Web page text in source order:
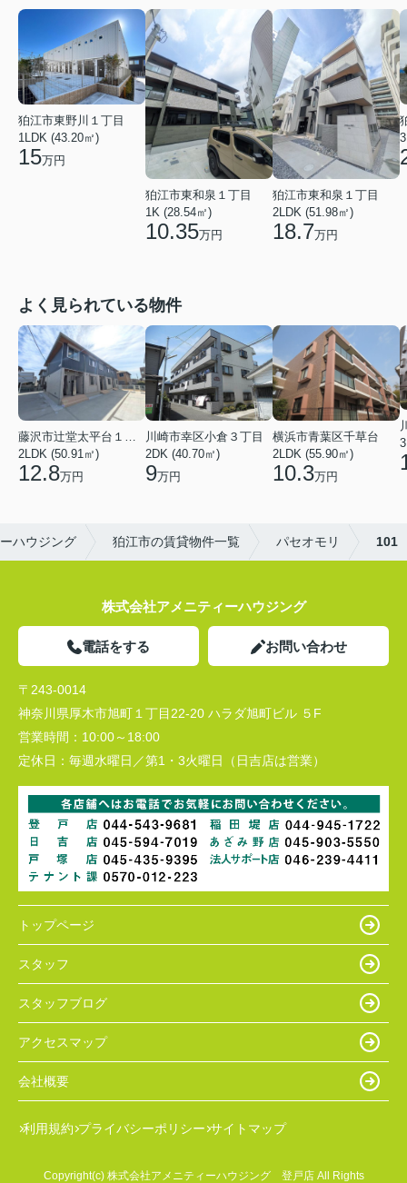
狛江市東野川１丁目
1LDK (43.20㎡)
15万円
狛江市東和泉１丁目
1K (28.54㎡)
10.35万円
狛江市東和泉１丁目
2LDK (51.98㎡)
18.7万円
よく見られている物件
2LDK (50.91㎡)
12.8万円
川崎市幸区小倉３丁目
2DK (40.70㎡)
9万円
横浜市青葉区千草台
2LDK (55.90㎡)
10.3万円
ハウジング 狛江市の賃貸物件一覧 パセオモリ 101
株式会社アメニティーハウジング
電話をする お問い合わせ
〒243-0014
神奈川県厚木市旭町１丁目22-20 ハラダ旭町ビル ５F
営業時間： 10:00～18:00
定休日： 毎週水曜日／第1・3火曜日（日吉店は営業）
トップページ
スタッフ
スタッフブログ
アクセスマップ
会社概要
利用規約 プライバシーポリシー サイトマップ
Copyright(c) 株式会社アメニティーハウジング 登戸店 All Rights